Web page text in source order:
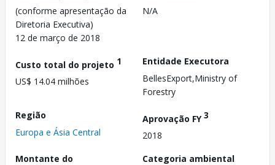
(conforme apresentação da
Diretoria Executiva)
12 de março de 2018
N/A
Custo total do projeto 1
US$ 14.04 milhões
Entidade Executora
BellesExport,Ministry of
Forestry
Região
Europa e Ásia Central
Aprovação FY3
2018
Montante do
Categoria ambiental